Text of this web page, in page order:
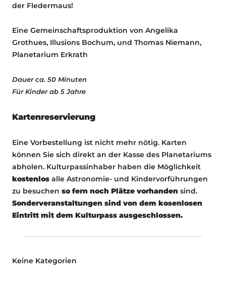
der Fledermaus!
Eine Gemeinschaftsproduktion von Angelika
Grothues, Illusions Bochum, und Thomas Niemann,
Planetarium Erkrath
Dauer ca. 50 Minuten
Für Kinder ab 5 Jahre
Kartenreservierung
Eine Vorbestellung ist nicht mehr nötig. Karten
können Sie sich direkt an der Kasse des Planetariums
abholen. Kulturpassinhaber haben die Möglichkeit
kostenlos alle Astronomie- und Kindervorführungen
zu besuchen so fern noch Plätze vorhanden sind.
Sonderveranstaltungen sind von dem kosenlosen
Eintritt mit dem Kulturpass ausgeschlossen.
Keine Kategorien